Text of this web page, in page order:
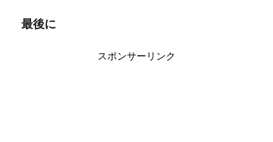
最後に
スポンサーリンク